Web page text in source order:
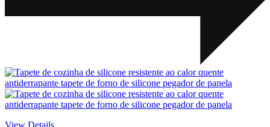
View Details